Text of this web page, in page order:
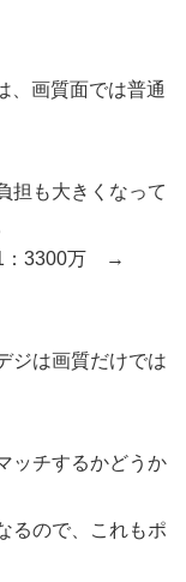
、画質面では普通
担も大きくなって
：3300万 →
ジは画質だけでは
ッチするかどうか
るので、これもポ